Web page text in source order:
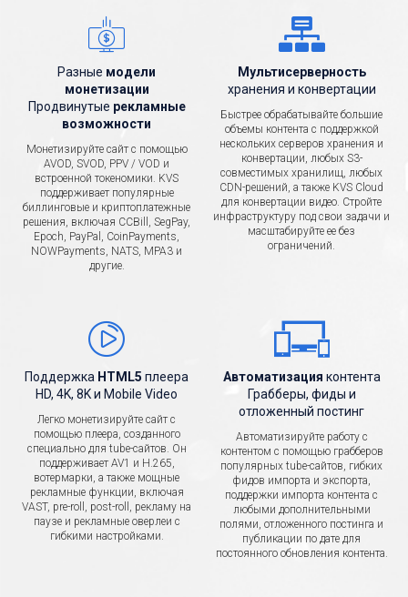
Разные модели
монетизации
Продвинутые рекламные
возможности
Монетизируйте сайт с помощью
AVOD, SVOD, PPV / VOD и
встроенной токеномики. KVS
поддерживает популярные
биллинговые и криптоплатежные
решения, включая CCBill, SegPay,
Epoch, PayPal, CoinPayments,
NOWPayments, NATS, MPA3 и
другие.
Мультисерверность
хранения и конвертации
Быстрее обрабатывайте большие
объемы контента с поддержкой
нескольких серверов хранения и
конвертации, любых S3-
совместимых хранилищ, любых
CDN-решений, а также KVS Cloud
для конвертации видео. Стройте
инфраструктуру под свои задачи и
масштабируйте ее без
ограничений.
Поддержка HTML5 плеера
HD, 4K, 8K и Mobile Video
Легко монетизируйте сайт с
помощью плеера, созданного
специально для tube-сайтов. Он
поддерживает AV1 и H.265,
вотермарки, а также мощные
рекламные функции, включая
VAST, pre-roll, post-roll, рекламу на
паузе и рекламные оверлеи с
гибкими настройками.
Автоматизация контента
Грабберы, фиды и
отложенный постинг
Автоматизируйте работу с
контентом с помощью грабберов
популярных tube-сайтов, гибких
фидов импорта и экспорта,
поддержки импорта контента с
любыми дополнительными
полями, отложенного постинга и
публикации по дате для
постоянного обновления контента.